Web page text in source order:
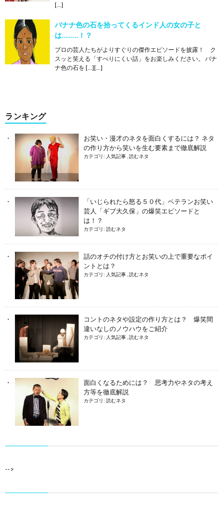
[…]
バナナ色の石を拾ってくるインド人の女の子と
は………！？
プロの芸人たちがよりすぐりの傑作エピソードを披露！ ク
スッと笑える「すべりにくい話」をお楽しみください。 バナ
ナ色の石を […][…]
ランキング
お笑い・漫才のネタを面白くするには？ ネタ
の作り方から笑いを生む要素まで徹底解説
カテゴリ: 人気記事 読むネタ
「いじられたら怒る５０代」ベテランお笑い
芸人「ギブ大久保」の爆笑エピソードと
は！？
カテゴリ: 読むネタ
話のオチの付け方とお笑いの上で重要なポイ
ントとは？
カテゴリ: 人気記事 読むネタ
コントのネタや設定の作り方とは？ 爆笑間
違いなしのノウハウをご紹介
カテゴリ: 人気記事,読むネタ
面白くなるためには？ 思考力やネタの考え
方等を徹底解説
カテゴリ: 読むネタ
-->